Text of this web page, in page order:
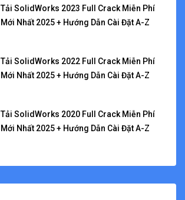
Tải SolidWorks 2023 Full Crack Miễn Phí
Mới Nhất 2025 + Hướng Dẫn Cài Đặt A-Z
Tải SolidWorks 2022 Full Crack Miễn Phí
Mới Nhất 2025 + Hướng Dẫn Cài Đặt A-Z
Tải SolidWorks 2020 Full Crack Miễn Phí
Mới Nhất 2025 + Hướng Dẫn Cài Đặt A-Z